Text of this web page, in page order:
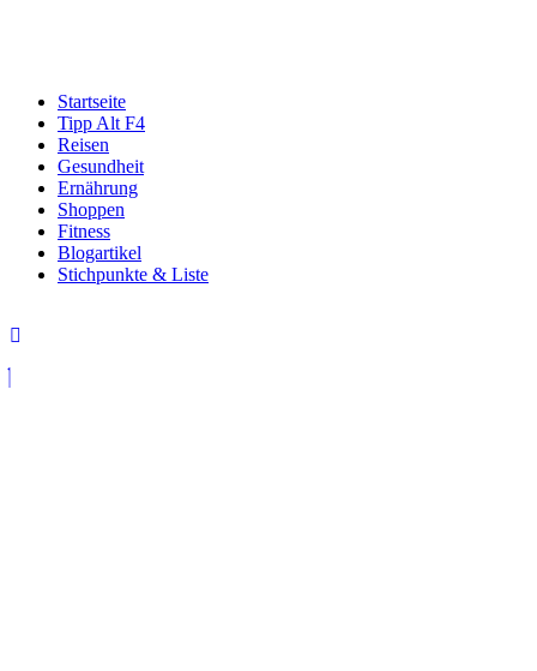
Startseite
Tipp Alt F4
Reisen
Gesundheit
Ernährung
Shoppen
Fitness
Blogartikel
Stichpunkte & Liste